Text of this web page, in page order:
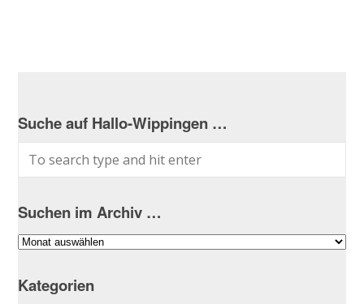
Suche auf Hallo-Wippingen …
Suchen im Archiv …
Suchen
Archiv
Kategorien